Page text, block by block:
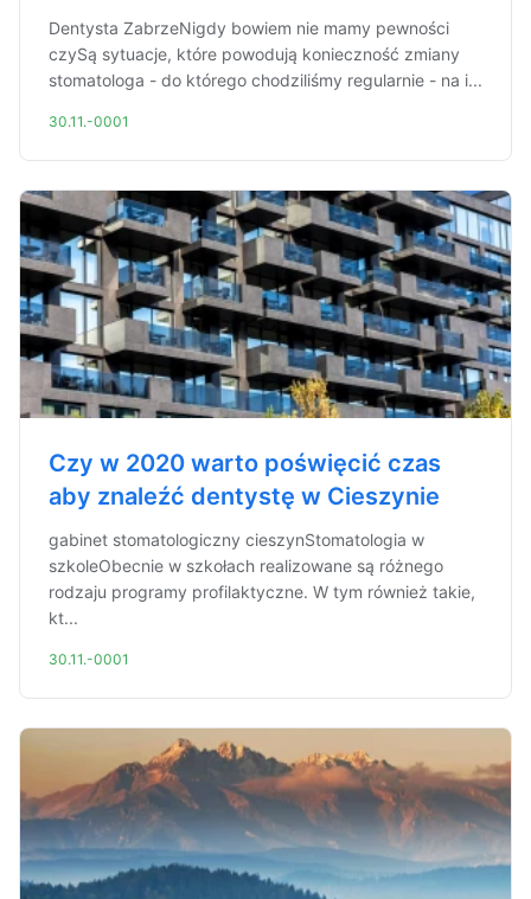
Dentysta ZabrzeNigdy bowiem nie mamy pewności
czySą sytuacje, które powodują konieczność zmiany
stomatologa - do którego chodziliśmy regularnie - na i...
30.11.-0001
Czy w 2020 warto poświęcić czas
aby znaleźć dentystę w Cieszynie
gabinet stomatologiczny cieszynStomatologia w
szkoleObecnie w szkołach realizowane są różnego
rodzaju programy profilaktyczne. W tym również takie,
kt...
30.11.-0001